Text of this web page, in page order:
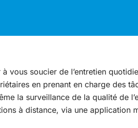
vous soucier de l’entretien
en prenant en charge des
la surveillance de la qualité de
à distance, via une application